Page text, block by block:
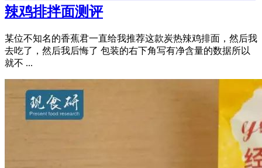
辣鸡排拌面测评
某位不知名的香蕉君一直给我推荐这款炭热辣鸡排面，然后我
去吃了，然后我后悔了 包装的右下角写有净含量的数据所以
就不 ...